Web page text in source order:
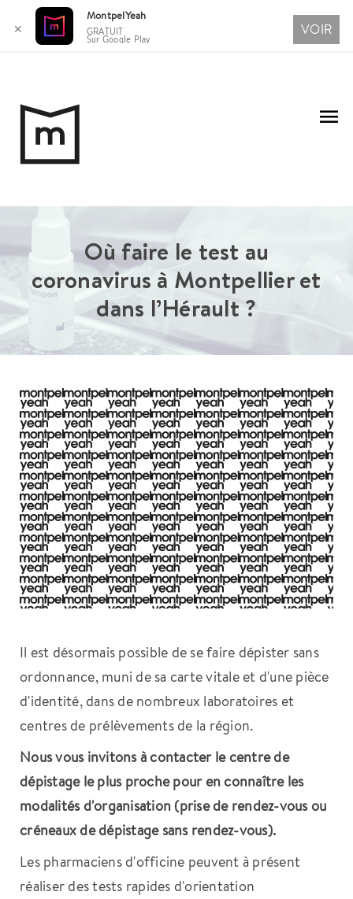
contenu
Où faire le test au
coronavirus à Montpellier et
dans l’Hérault ?
Il est désormais possible de se faire dépister sans
ordonnance, muni de sa carte vitale et d'une pièce
d'identité, dans de nombreux laboratoires et
centres de prélèvements de la région.
Nous vous invitons à contacter le centre de
dépistage le plus proche pour en connaître les
modalités d'organisation (prise de rendez-vous ou
créneaux de dépistage sans rendez-vous).
Les pharmaciens d'officine peuvent à présent
réaliser des tests rapides d'orientation
✕
MontpelYeah
GRATUIT
Sur Google Play
VOIR